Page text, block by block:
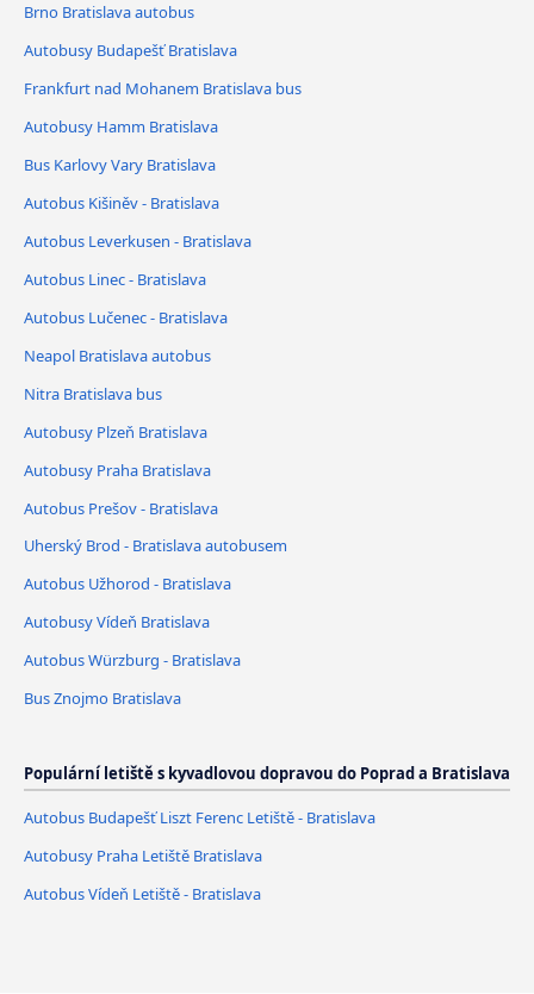
Brno Bratislava autobus
Autobusy Budapešť Bratislava
Frankfurt nad Mohanem Bratislava bus
Autobusy Hamm Bratislava
Bus Karlovy Vary Bratislava
Autobus Kišiněv - Bratislava
Autobus Leverkusen - Bratislava
Autobus Linec - Bratislava
Autobus Lučenec - Bratislava
Neapol Bratislava autobus
Nitra Bratislava bus
Autobusy Plzeň Bratislava
Autobusy Praha Bratislava
Autobus Prešov - Bratislava
Uherský Brod - Bratislava autobusem
Autobus Užhorod - Bratislava
Autobusy Vídeň Bratislava
Autobus Würzburg - Bratislava
Bus Znojmo Bratislava
Populární letiště s kyvadlovou dopravou do Poprad a Bratislava
Autobus Budapešť Liszt Ferenc Letiště - Bratislava
Autobusy Praha Letiště Bratislava
Autobus Vídeň Letiště - Bratislava